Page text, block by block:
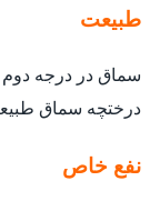
طبیعت
سماق در درجه
درختچه سماق
نفع خاص